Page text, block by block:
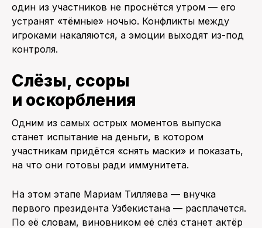
один из участников не проснётся утром — его
устранят «тёмные» ночью. Конфликты между
игроками накаляются, а эмоции выходят из-под
контроля.
Слёзы, ссоры
и оскорбления
Одним из самых острых моментов выпуска
станет испытание на деньги, в котором
участникам придётся «снять маски» и показать,
на что они готовы ради иммунитета.
На этом этапе Мариам Тилляева — внучка
первого президента Узбекистана — расплачется.
По её словам, виновником её слёз станет актёр